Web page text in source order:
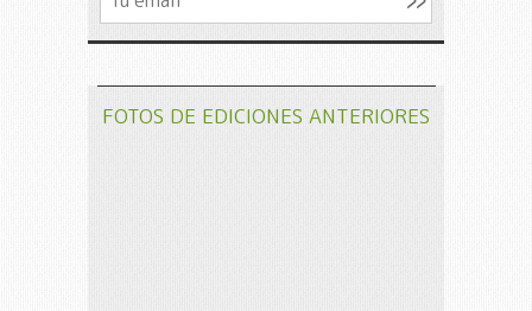
FOTOS DE EDICIONES ANTERIORES